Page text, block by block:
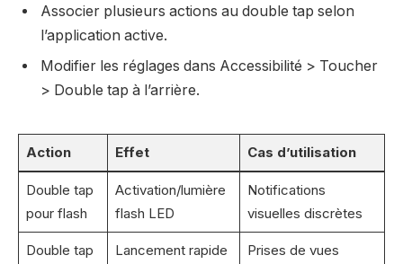
Associer plusieurs actions au double tap selon
l’application active.
Modifier les réglages dans Accessibilité > Toucher
> Double tap à l’arrière.
Action Effet Cas d’utilisation
Double tap
pour flash
Activation/lumière
flash LED
Notifications
visuelles discrètes
Double tap
Lancement rapide
Prises de vues